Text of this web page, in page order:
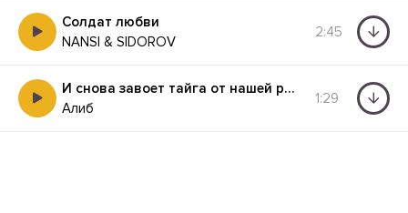
Солдат любви
NANSI & SIDOROV
2:45
И снова завоет тайга от нашей разлуки
Алиб
1:29